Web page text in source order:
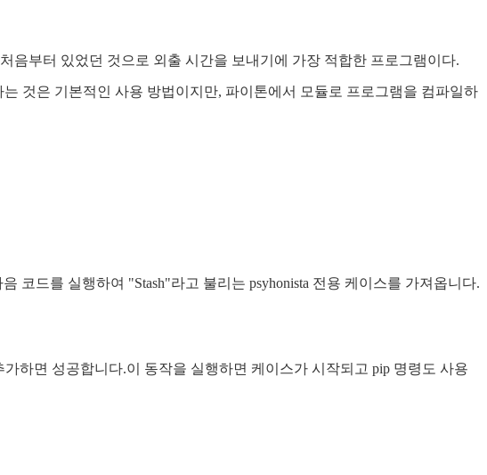
음부터 있었던 것으로 외출 시간을 보내기에 가장 적합한 프로그램이다.
것은 기본적인 사용 방법이지만, 파이톤에서 모듈로 프로그램을 컴파일하
코드를 실행하여 "Stash"라고 불리는 psyhonista 전용 케이스를 가져옵니다.
하면 성공합니다.이 동작을 실행하면 케이스가 시작되고 pip 명령도 사용